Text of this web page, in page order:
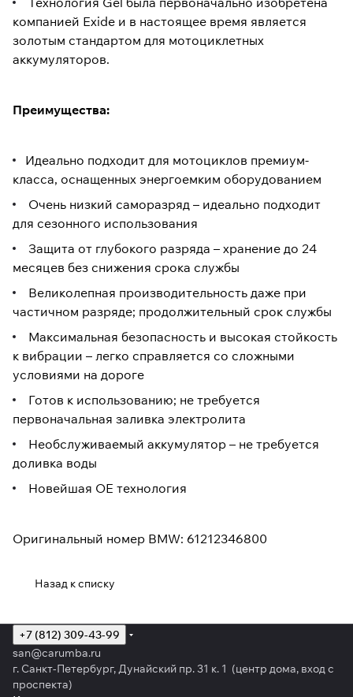
компанией Exide и в настоящее время является
золотым стандартом для мотоциклетных
аккумуляторов.
Преимущества:
Идеально подходит для мотоциклов премиум-
класса, оснащенных энергоемким оборудованием
Очень низкий саморазряд – идеально подходит
для сезонного использования
Защита от глубокого разряда – хранение до 24
месяцев без снижения срока службы
Великолепная производительность даже при
частичном разряде; продолжительный срок службы
Максимальная безопасность и высокая стойкость
к вибрации – легко справляется со сложными
условиями на дороге
Готов к использованию; не требуется
первоначальная заливка электролита
Необслуживаемый аккумулятор – не требуется
доливка воды
Новейшая OE технология
Оригинальный номер BMW: 61212346800
Назад к списку
+7 (812) 309-43-99
san@carumba.ru
г. Санкт-Петербург, Дунайский пр. 31 к. 1 (центр дома, вход с
проспекта)